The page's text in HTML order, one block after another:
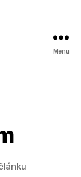
Menu